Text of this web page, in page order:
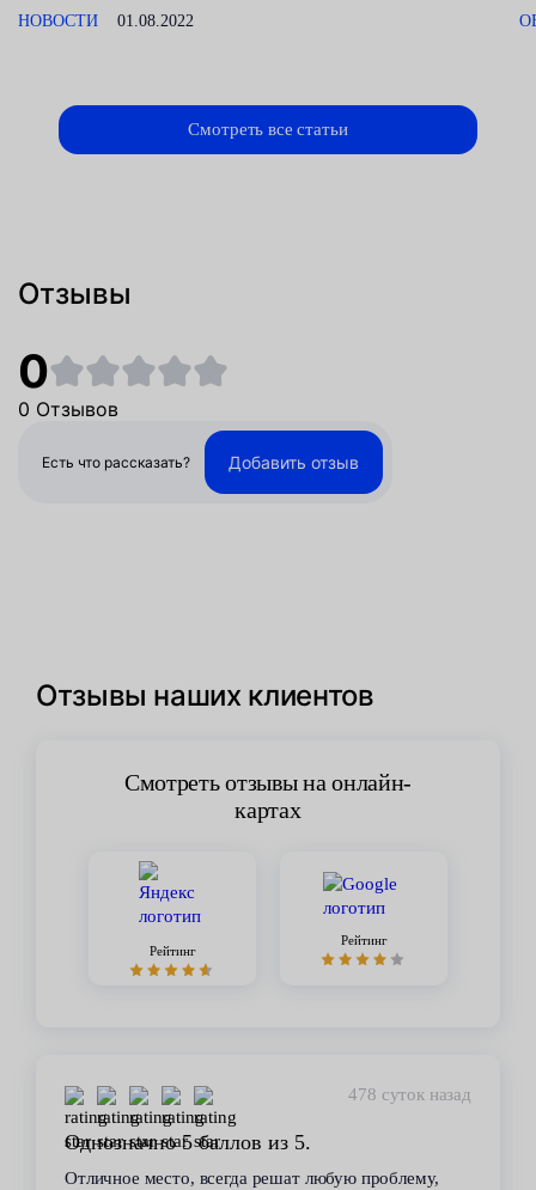
НОВОСТИ 01.08.2022
Смотреть все статьи
Отзывы
0
0 Отзывов
Есть что рассказать? Добавить отзыв
Отзывы наших клиентов
Смотреть отзывы на онлайн-
картах
Рейтинг
Рейтинг
478 суток назад
Однозначно 5 баллов из 5.
Отличное место, всегда решат любую проблему,